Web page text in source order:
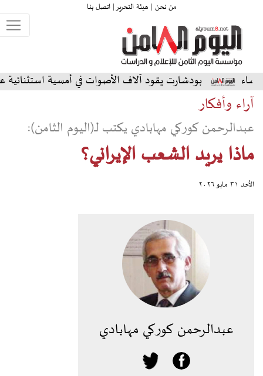
من نحن | هيئة التحرير |اتصل بنا
يقود آلاف الأصوات في أمسية استثنائية على المسرح
آراء وأفكار
عبدالرحمن كوركي مهابادي يكتب لـ(اليوم الثامن):
ماذا يريد الشعب الإيراني؟
الأحد ٣١ مايو ٢٠٢٦
عبدالرحمن كوركي مهابادي